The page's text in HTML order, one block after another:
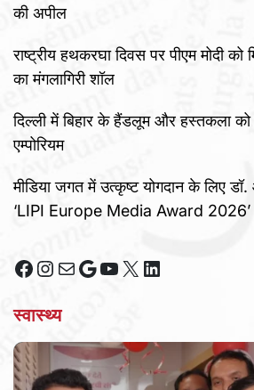
की अपील
राष्ट्रीय हथकरघा दिवस पर पीएम मोदी को
का मंगलागिरी शॉल
दिल्ली में बिहार के हैंडलूम और हस्तकला को
एम्पोरियम
मीडिया जगत में उत्कृष्ट योगदान के लिए
‘LIPI Europe Media Award 2026’
Facebook
Instagram
MailGoogle
YouTube
X LinkedIn
स्वास्थ्य